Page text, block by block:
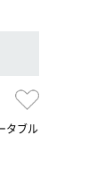
タブル